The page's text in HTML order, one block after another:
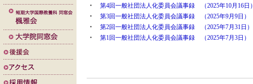
・ 第4回一般社団法人化委員会議事録 （2025年10月16日）
・ 第3回一般社団法人化委員会議事録 （2025年9月9日）
・ 第2回一般社団法人化委員会議事録 （2025年7月31日）
・ 第1回一般社団法人化委員会議事録 （2025年7月3日）